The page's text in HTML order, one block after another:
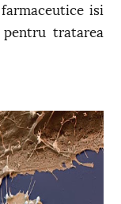
isi
tratarea